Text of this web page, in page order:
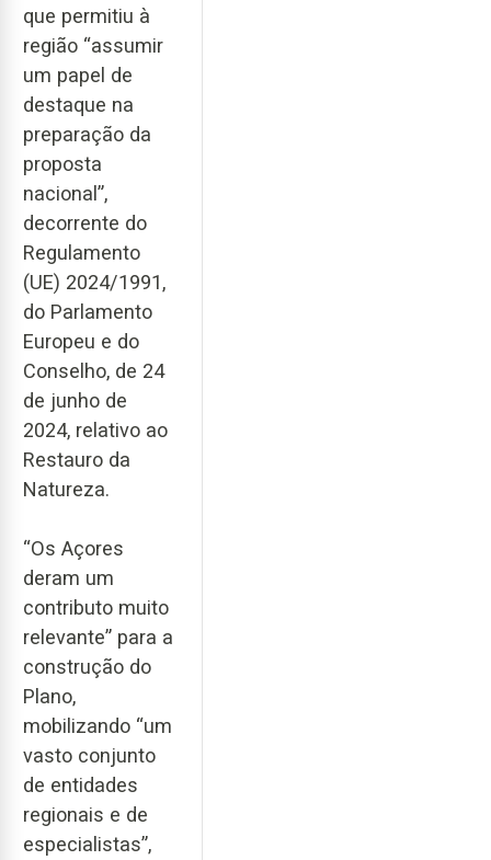
que permitiu à
região “assumir
um papel de
destaque na
preparação da
proposta
nacional”,
decorrente do
Regulamento
(UE) 2024/1991,
do Parlamento
Europeu e do
Conselho, de 24
de junho de
2024, relativo ao
Restauro da
Natureza.
“Os Açores
deram um
contributo muito
relevante” para a
construção do
Plano,
mobilizando “um
vasto conjunto
de entidades
regionais e de
especialistas”,